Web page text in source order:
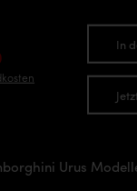
In
Urus